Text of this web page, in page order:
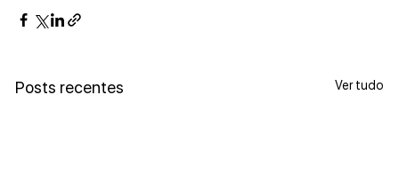
Posts recentes Ver tudo